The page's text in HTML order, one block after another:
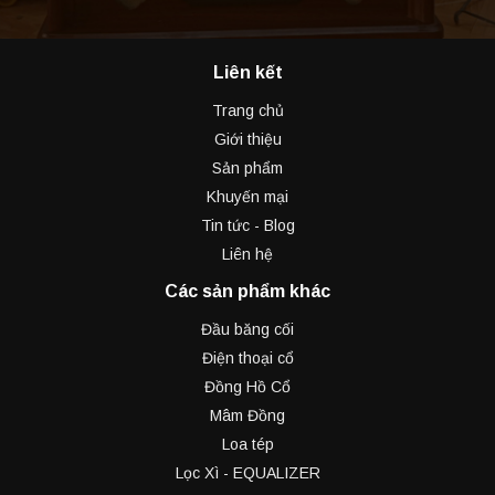
Liên kết
Trang chủ
Giới thiệu
Sản phẩm
Khuyến mại
Tin tức - Blog
Liên hệ
Các sản phẩm khác
Đầu băng cối
Điện thoại cổ
Đồng Hồ Cổ
Mâm Đồng
Loa tép
Lọc Xì - EQUALIZER